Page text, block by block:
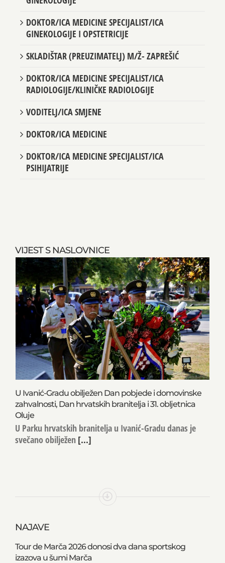
VIJEST S NASLOVNICE
U Ivanić-Gradu obilježen Dan pobjede i domovinske
zahvalnosti, Dan hrvatskih branitelja i 31. obljetnica
Oluje
U Parku hrvatskih branitelja u Ivanić-Gradu danas je
svečano obilježen [...]
NAJAVE
Tour de Marča 2026 donosi dva dana sportskog
izazova u šumi Marča
DOKTOR/ICA MEDICINE SPECIJALIST/ICA
GINEKOLOGIJE I OPSTETRICIJE
SKLADIŠTAR (PREUZIMATELJ) M/Ž- ZAPREŠIĆ
DOKTOR/ICA MEDICINE SPECIJALIST/ICA
RADIOLOGIJE/KLINIČKE RADIOLOGIJE
VODITELJ/ICA SMJENE
DOKTOR/ICA MEDICINE
DOKTOR/ICA MEDICINE SPECIJALIST/ICA
PSIHIJATRIJE